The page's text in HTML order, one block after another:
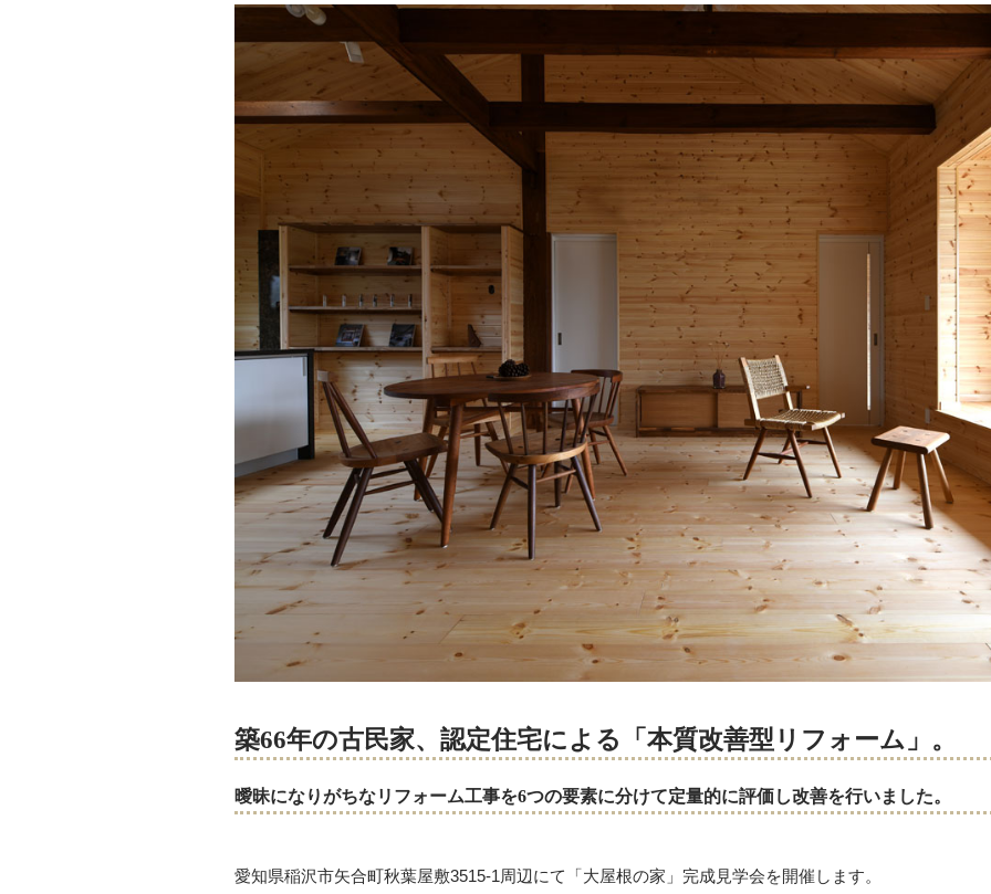
築66年の古民家、認定住宅による「本質改善型リフォーム」。
曖昧になりがちなリフォーム工事を6つの要素に分けて定量的に評価し改善を行いました。
愛知県稲沢市矢合町秋葉屋敷3515-1周辺にて「大屋根の家」完成見学会を開催します。